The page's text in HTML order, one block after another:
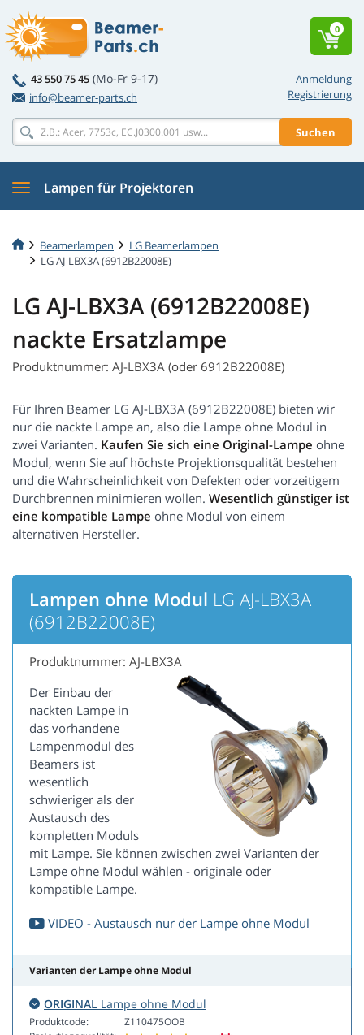
Anmeldung
Registrierung
43 550 75 45 (Mo-Fr 9-17)
info@beamer-parts.ch
Suchen
0
Lampen für Projektoren
Beamerlampen
LG Beamerlampen
LG AJ-LBX3A (6912B22008E)
LG AJ-LBX3A (6912B22008E)
nackte Ersatzlampe
Produktnummer: AJ-LBX3A (oder 6912B22008E)
Für Ihren Beamer LG AJ-LBX3A (6912B22008E) bieten wir
nur die nackte Lampe an, also die Lampe ohne Modul in
zwei Varianten. Kaufen Sie sich eine Original-Lampe ohne
Modul, wenn Sie auf höchste Projektionsqualität bestehen
und die Wahrscheinlichkeit von Defekten oder vorzeitigem
Durchbrennen minimieren wollen. Wesentlich günstiger ist
eine kompatible Lampe ohne Modul von einem
alternativen Hersteller.
Lampen ohne Modul LG AJ-LBX3A
(6912B22008E)
Produktnummer: AJ-LBX3A
Der Einbau der
nackten Lampe in
das vorhandene
Lampenmodul des
Beamers ist
wesentlich
schwieriger als der
Austausch des
kompletten Moduls
mit Lampe. Sie können zwischen zwei Varianten der
Lampe ohne Modul wählen - originale oder
kompatible Lampe.
VIDEO - Austausch nur der Lampe ohne Modul
Varianten der Lampe ohne Modul
ORIGINAL Lampe ohne Modul
Produktcode:
Z110475OOB